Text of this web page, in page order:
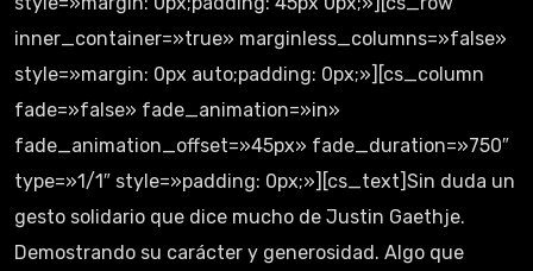
inner_container=»true» marginless_columns=»false»
style=»margin: 0px auto;padding: 0px;»][cs_column
fade=»false» fade_animation=»in»
fade_animation_offset=»45px» fade_duration=»750″
type=»1/1″ style=»padding: 0px;»][cs_text]Sin duda un
gesto solidario que dice mucho de Justin Gaethje.
Demostrando su carácter y generosidad. Algo que